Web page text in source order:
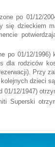
po 01/12/
się dzieckiem
po 01/12/
dla rodziców
Przy
dzieci
01/12/1947)
Superski